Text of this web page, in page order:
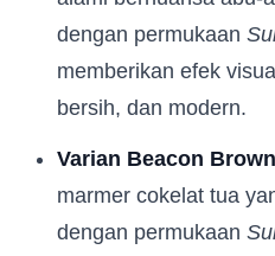
dengan permukaan
memberikan efek
bersih, dan modern.
Varian Beacon
marmer cokelat tua
dengan permukaan